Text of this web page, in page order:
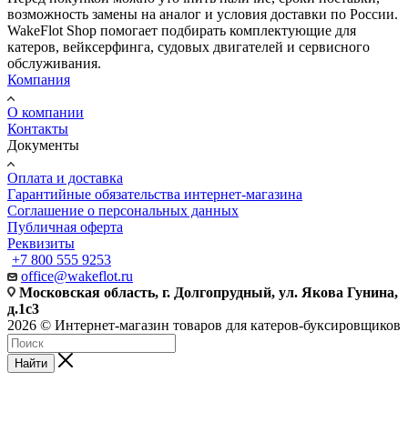
возможность замены на аналог и условия доставки по России.
WakeFlot Shop помогает подбирать комплектующие для
катеров, вейксерфинга, судовых двигателей и сервисного
обслуживания.
Компания
О компании
Контакты
Документы
Оплата и доставка
Гарантийные обязательства интернет-магазина
Соглашение о персональных данных
Публичная оферта
Реквизиты
+7 800 555 9253
office@wakeflot.ru
Московская область, г. Долгопрудный, ул. Якова Гунина,
д.1с3
2026 © Интернет-магазин товаров для катеров-буксировщиков
Найти